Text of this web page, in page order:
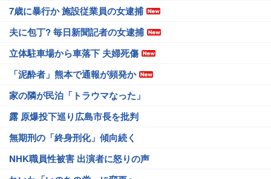
7歳に暴行か 施設従業員の女逮捕
夫に包丁? 毎日新聞記者の女逮捕
立体駐車場から車落下 夫婦死傷
「泥酔者」熊本で通報が頻発か
家の隣が民泊「トラウマなった」
露 原爆投下巡り広島市長を批判
無期刑の「終身刑化」傾向続く
NHK職員性被害 出演者に怒りの声